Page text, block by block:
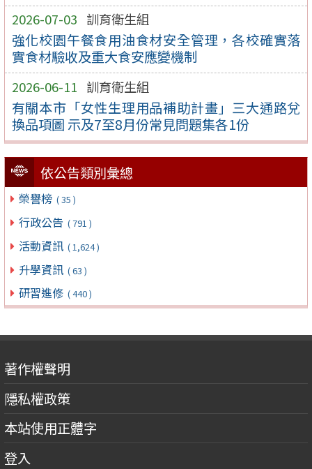
2026-07-03 訓育衛生組
強化校園午餐食用油食材安全管理，各校確實落
實食材驗收及重大食安應變機制
2026-06-11 訓育衛生組
有關本市「女性生理用品補助計畫」三大通路兌
換品項圖 示及7至8月份常見問題集各1份
依公告類別彙總
榮譽榜 ( 35 )
行政公告 ( 791 )
活動資訊 ( 1,624 )
升學資訊 ( 63 )
研習進修 ( 440 )
著作權聲明
隱私權政策
本站使用正體字
登入